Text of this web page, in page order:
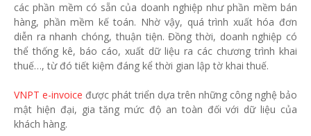
các phần mềm có sẵn của doanh nghiệp như phần mềm bán
hàng, phần mềm kế toán. Nhờ vậy, quá trình xuất hóa đơn
diễn ra nhanh chóng, thuận tiện. Đồng thời, doanh nghiệp có
thể thống kê, báo cáo, xuất dữ liệu ra các chương trình khai
thuế…, từ đó tiết kiệm đáng kể thời gian lập tờ khai thuế.
VNPT e-invoice được phát triển dựa trên những công nghệ bảo
mật hiện đại, gia tăng mức độ an toàn đối với dữ liệu của
khách hàng.